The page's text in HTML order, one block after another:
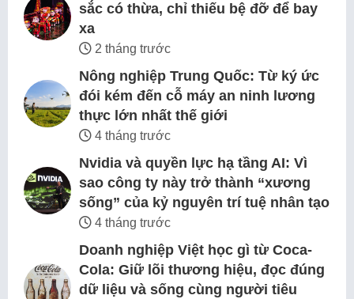
sắc có thừa, chỉ thiếu bệ đỡ để bay
xa
2 tháng trước
Nông nghiệp Trung Quốc: Từ ký ức
đói kém đến cỗ máy an ninh lương
thực lớn nhất thế giới
4 tháng trước
Nvidia và quyền lực hạ tầng AI: Vì
sao công ty này trở thành “xương
sống” của kỷ nguyên trí tuệ nhân tạo
4 tháng trước
Doanh nghiệp Việt học gì từ Coca-
Cola: Giữ lõi thương hiệu, đọc đúng
dữ liệu và sống cùng người tiêu